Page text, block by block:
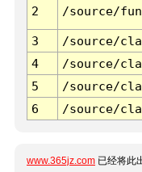
2 /source/
3 /source/
4
/source/
5
/source/
6
/source/
www.365jz.com 已经将此